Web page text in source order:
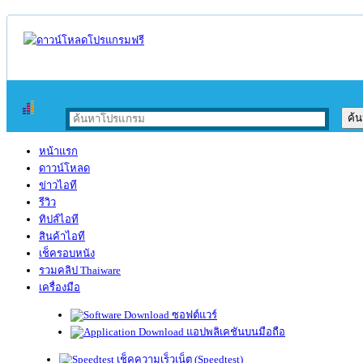
หน้าแรก
ดาวน์โหลด
ข่าวไอที
รีวิว
ทิปส์ไอที
สินค้าไอที
เช็ครอบหนัง
รวมคลิป Thaiware
เครื่องมือ
ซอฟต์แวร์
แอปพลิเคชันบนมือถือ
เช็คความเร็วเน็ต (Speedtest)